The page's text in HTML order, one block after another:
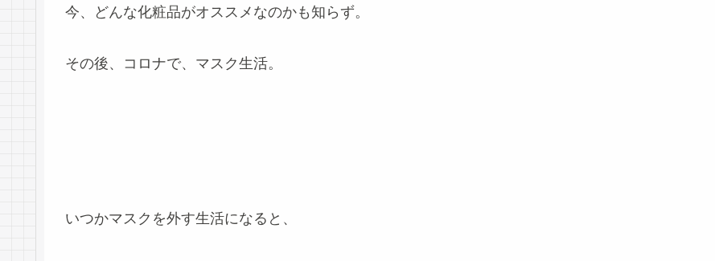
今、どんな化粧品がオススメなのかも知らず。
その後、コロナで、マスク生活。
いつかマスクを外す生活になると、